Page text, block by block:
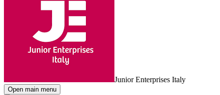
Junior Enterprises Italy
Open main menu